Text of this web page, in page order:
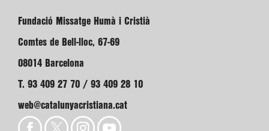
Fundació Missatge Humà i Cristià
Comtes de Bell-lloc, 67-69
08014 Barcelona
T. 93 409 27 70 / 93 409 28 10
web@catalunyacristiana.cat